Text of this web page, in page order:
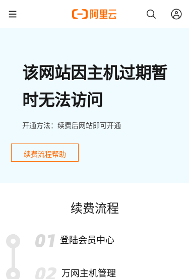
该网站因主机过期暂
时无法访问
开通方法：续费后网站即可开通
续费流程帮助
续费流程
登陆会员中心
万网主机管理